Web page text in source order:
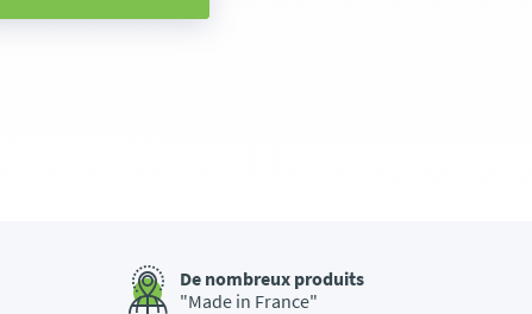
De nombreux produits
"Made in France"